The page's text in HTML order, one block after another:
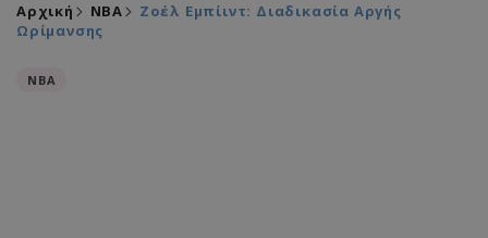
Αρχική NBA
Ζοέλ Εμπίιντ: Διαδικασία Αργής
Ωρίμανσης
NBA